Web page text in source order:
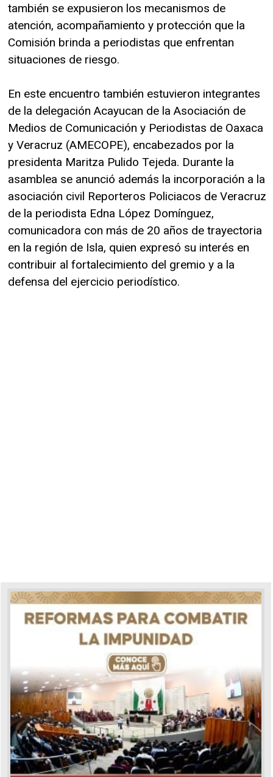
también se expusieron los mecanismos de
atención, acompañamiento y protección que la
Comisión brinda a periodistas que enfrentan
situaciones de riesgo.
En este encuentro también estuvieron integrantes
de la delegación Acayucan de la Asociación de
Medios de Comunicación y Periodistas de Oaxaca
y Veracruz (AMECOPE), encabezados por la
presidenta Maritza Pulido Tejeda. Durante la
asamblea se anunció además la incorporación a la
asociación civil Reporteros Policiacos de Veracruz
de la periodista Edna López Domínguez,
comunicadora con más de 20 años de trayectoria
en la región de Isla, quien expresó su interés en
contribuir al fortalecimiento del gremio y a la
defensa del ejercicio periodístico.